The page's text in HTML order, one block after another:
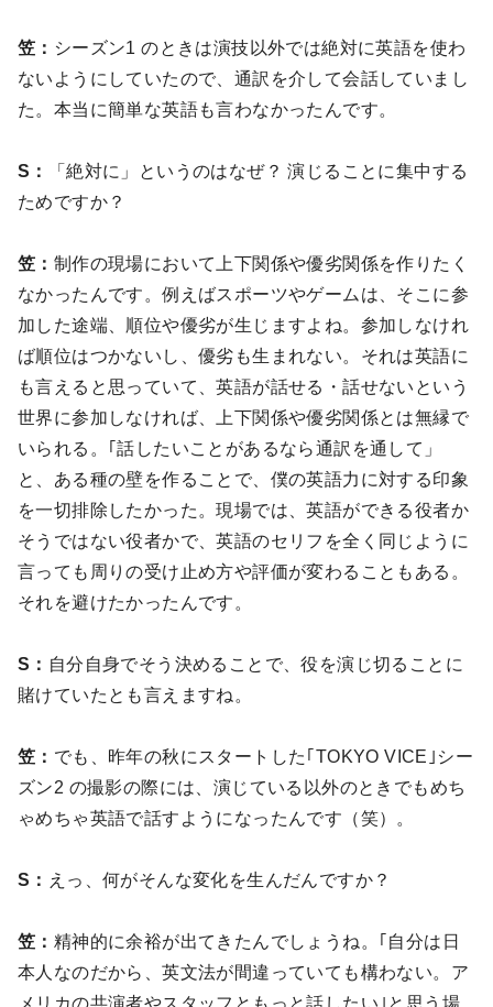
笠： シーズン1 のときは演技以外では絶対に英語を使わ
ないようにしていたので、通訳を介して会話していまし
た。本当に簡単な英語も言わなかったんです。
S：
「絶対に」というのはなぜ？ 演じることに集中する
ためですか？
笠： 制作の現場において上下関係や優劣関係を作りたく
なかったんです。例えばスポーツやゲームは、そこに参
加した途端、順位や優劣が生じますよね。参加しなけれ
ば順位はつかないし、優劣も生まれない。それは英語に
も言えると思っていて、英語が話せる・話せないという
世界に参加しなければ、上下関係や優劣関係とは無縁で
いられる。｢話したいことがあるなら通訳を通して」
と、ある種の壁を作ることで、僕の英語力に対する印象
を一切排除したかった。現場では、英語ができる役者か
そうではない役者かで、英語のセリフを全く同じように
言っても周りの受け止め方や評価が変わることもある。
それを避けたかったんです。
S： 自分自身でそう決めることで、役を演じ切ることに
賭けていたとも言えますね。
笠： でも、昨年の秋にスタートした｢TOKYO VICE｣シー
ズン2 の撮影の際には、演じている以外のときでもめち
ゃめちゃ英語で話すようになったんです（笑）。
S： えっ、何がそんな変化を生んだんですか？
笠： 精神的に余裕が出てきたんでしょうね。｢自分は日
本人なのだから、英文法が間違っていても構わない。ア